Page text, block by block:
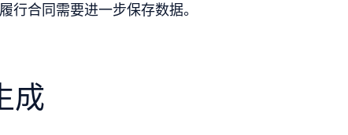
行合同需要进一步保存数据。
成